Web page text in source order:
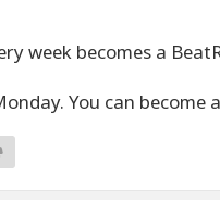
week becomes a
You can become